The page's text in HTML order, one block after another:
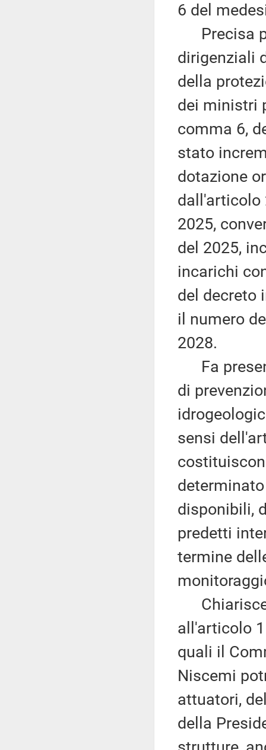
6 del
Precisa
dirigenziali
della
dei ministri
comma 6,
stato
dotazione
dall'articolo
2025,
del 2025,
incarichi
del decreto
il numero
2028.
Fa
di
sensi
disponibili,
predetti
termine
Chiarisce
all'articolo
quali il
Niscemi
attuatori,
della